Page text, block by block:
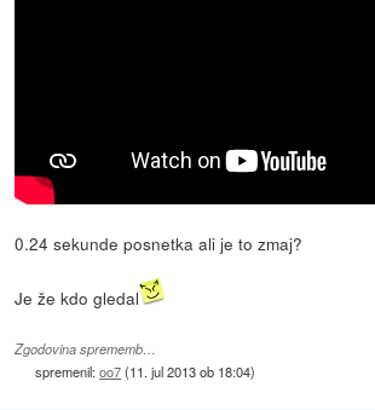
0.24 sekunde posnetka ali je to zmaj?
Je že kdo gledal
Zgodovina sprememb…
spremenil:oo7(11. jul 2013 ob 18:04)